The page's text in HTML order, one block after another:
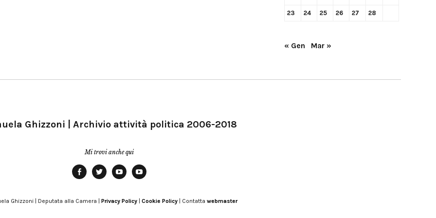
23 24 25 26 27 28
« Gen Mar »
Ghizzoni | Archivio attività politica 2006-2018
Mi trovi anche qui
Modena
Ghizzoni | Deputata alla Camera | Privacy Policy Cookie Policy | Contatta webmaster